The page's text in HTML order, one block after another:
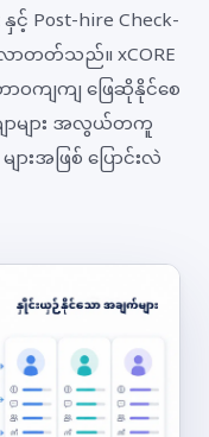
င့် Post-hire Check-
လာတတ်သည်။ xCORE
ကျကျ ဖြေဆိုနိုင်စေ
ဂျာများ အလွယ်တကူ
းအဖြစ် ပြောင်းလဲ